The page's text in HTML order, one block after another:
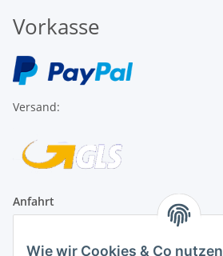
Vorkasse
Versand:
Anfahrt
1A Football Angebote
Wie wir Cookies & Co nutzen